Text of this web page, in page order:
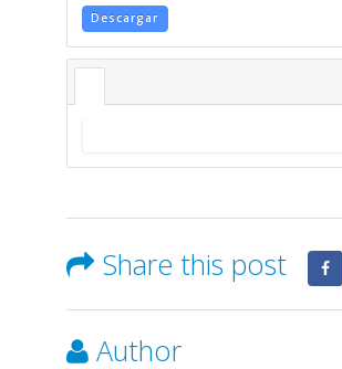
Descargar
Share this post
Author